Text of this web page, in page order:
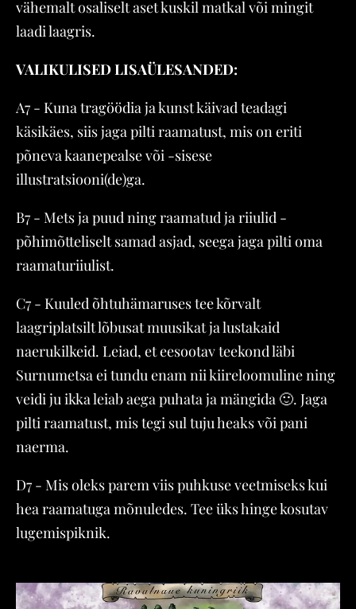
vähemalt osaliselt aset kuskil matkal või mingit
laadi laagris.
VALIKULISED LISAÜLESANDED:
A7 - Kuna tragöödia ja kunst käivad teadagi
käsikäes, siis jaga pilti raamatust, mis on eriti
põneva kaanepealse või -sisese
illustratsiooni(de)ga.
B7 - Mets ja puud ning raamatud ja riiulid -
põhimõtteliselt samad asjad, seega jaga pilti oma
raamaturiiulist.
C7 - Kuuled õhtuhämaruses tee kõrvalt
laagriplatsilt lõbusat muusikat ja lustakaid
naerukilkeid. Leiad, et eesootav teekond läbi
Surnumetsa ei tundu enam nii kiireloomuline ning
veidi ju ikka leiab aega puhata ja mängida 🙂. Jaga
pilti raamatust, mis tegi sul tuju heaks või pani
naerma.
D7 - Mis oleks parem viis puhkuse veetmiseks kui
hea raamatuga mõnuledes. Tee üks hinge kosutav
lugemispiknik.